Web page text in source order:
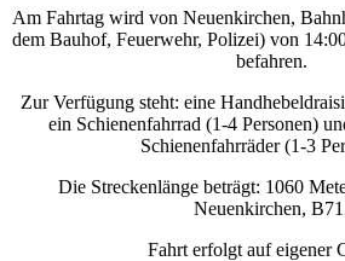
Am Fahrtag wird von Neuenkirchen,
dem Bauhof, Feuerwehr, Polizei) von
befahren.
Zur Verfügung steht: eine
ein Schienenfahrrad (1-4 Personen)
Schienenfahrräder (1-3
Die Streckenlänge beträgt: 1060
Neuenkirchen,
Fahrt erfolgt auf eigener